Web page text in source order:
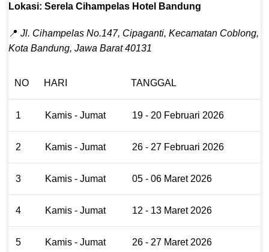
Lokasi: Serela Cihampelas Hotel Bandung
📍 Jl. Cihampelas No.147, Cipaganti, Kecamatan Coblong,
Kota Bandung, Jawa Barat 40131
NO HARI TANGGAL
1 Kamis - Jumat 19 - 20 Februari 2026
2 Kamis - Jumat 26 - 27 Februari 2026
3 Kamis - Jumat 05 - 06 Maret 2026
4 Kamis - Jumat 12 - 13 Maret 2026
5 Kamis - Jumat 26 - 27 Maret 2026